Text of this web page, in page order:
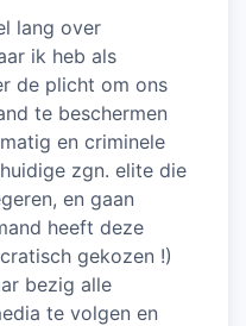
lang over
ik heb als
de plicht om ons
te beschermen
en criminele
zgn. elite die
en gaan
heeft deze
gekozen !)
bezig alle
te volgen en